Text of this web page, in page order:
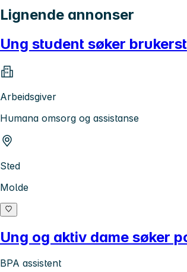
Lignende annonser
Ung student søker
Arbeidsgiver
Humana omsorg og assistanse
Sted
Molde
Ung og aktiv dame søker
BPA assistent